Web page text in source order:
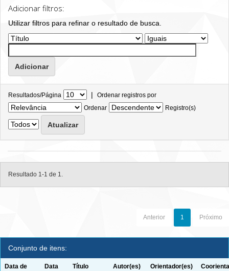
Adicionar filtros:
Utilizar filtros para refinar o resultado de busca.
Resultados/Página | Ordenar registros por
Ordenar
Registro(s)
Resultado 1-1 de 1.
Anterior 1 Próximo
Conjunto de itens:
Data de
Data
Título Autor(es) Orientador(es)